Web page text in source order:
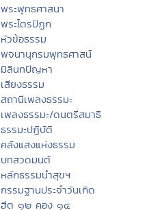
พระพุทธศาสนา
พระไตรปิฏก
หัวข้อธรรม
พจนานุกรมพุทธศาสน์
มิลินทปัญหา
เสียงธรรม
สถานีเพลงธรรมะ
เพลงธรรมะ/ดนตรีสมาธิ
ธรรมะปฏิบัติ
คลังแสงแห่งธรรม
บทสวดมนต์
หลักธรรมนำสุขฯ
กรรมฐานประจำวันเกิด
ฮีต ๑๒ คอง ๑๔